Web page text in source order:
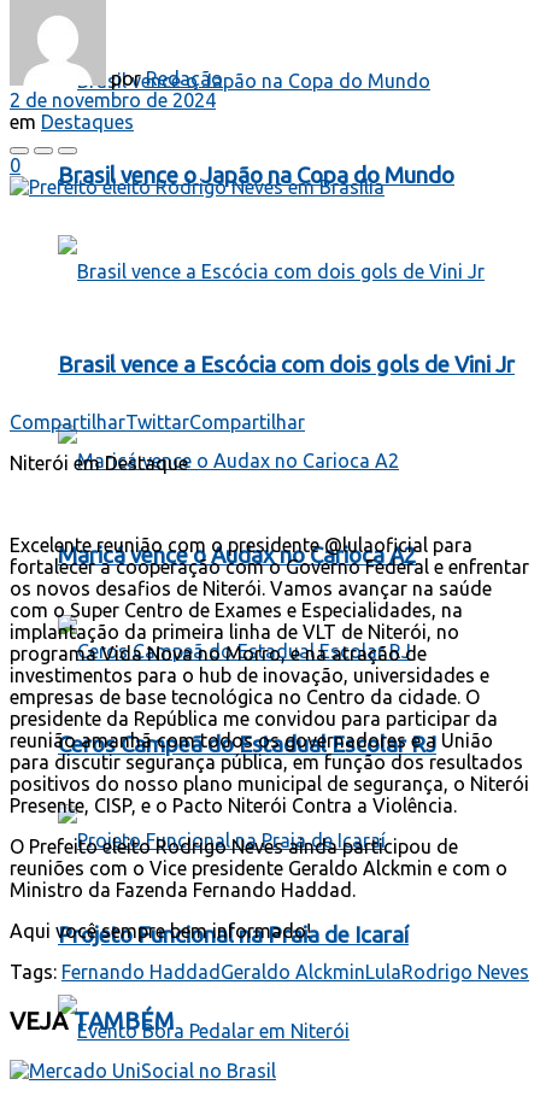
Brasil vence o Japão na Copa do Mundo
Brasil vence a Escócia com dois gols de Vini Jr
Maricá vence o Audax no Carioca A2
Ceros Campeã do Estadual Escolar RJ
Projeto Funcional na Praia de Icaraí
por Redação
2 de novembro de 2024
em Destaques
0
CompartilharTwittarCompartilhar
Niterói em Destaque
Excelente reunião com o presidente @lulaoficial para
fortalecer a cooperação com o Governo Federal e enfrentar
os novos desafios de Niterói. Vamos avançar na saúde
com o Super Centro de Exames e Especialidades, na
implantação da primeira linha de VLT de Niterói, no
programa Vida Nova no Morro, e na atração de
investimentos para o hub de inovação, universidades e
empresas de base tecnológica no Centro da cidade. O
presidente da República me convidou para participar da
reunião amanhã com todos os governadores e a União
para discutir segurança pública, em função dos resultados
positivos do nosso plano municipal de segurança, o Niterói
Presente, CISP, e o Pacto Niterói Contra a Violência.
O Prefeito eleito Rodrigo Neves ainda participou de
reuniões com o Vice presidente Geraldo Alckmin e com o
Ministro da Fazenda Fernando Haddad.
Aqui você sempre bem informado!
Tags: Fernando Haddad Geraldo AlckminLulaRodrigo Neves
VEJATAMBÉM